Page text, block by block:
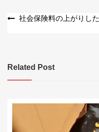
投
ビ
ゲ
ョ
社会保険料の上がりした
Related Post